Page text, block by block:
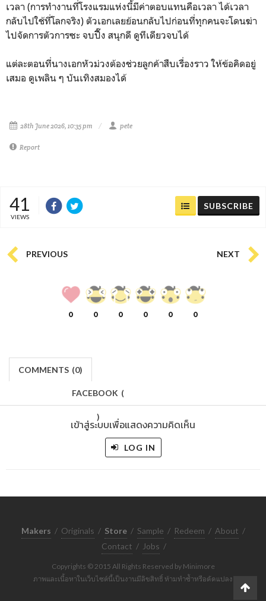
เวลา (การทำงานที่โรงแรมแห่งนี้มีค่าตอบแทนคือเวลา ได้เวลา
กลับไปใช้ที่โลกจริง) ตัวเอกเลยย้อนกลับไปก่อนที่ทุกคนจะโดนฆ่า
ไปจัดการตัวการซะ จบปิ๊ีง สนุกดี ดูทีเดียวจบได้
แต่ละตอนที่นางเอกหัวม่วงต้องช่วยลูกค้าสืบเรื่องราว ให้ข้อคิดอยู่
เสมอ ดูเพลิน ๆ บันเทิงสมองได้
28th June 2026, 10:35 pm pete
Report
41
VIEWS
SUBSCRIBE
PREVIOUS NEXT
0 0 0 0 0 0
COMMENTS (0)
FACEBOOK (
)
เข้าสู่ระบบเพื่อแสดงความคิดเห็น
LOG IN
Makers / Originals / Store / Sample / Redeem / About /
Contact / Jobs /
Copyrights © 2015 All Rights Reserved by Minimore
ภาพและเนื้อหาในเว็บไซต์นี้เป็นงานมีลิขสิทธิ์ ห้ามทำซ้ำหรือดัดแปลง